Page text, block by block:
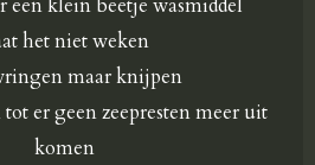
een klein beetje wasmiddel
het niet weken
maar knijpen
er geen zeepresten meer uit
komen